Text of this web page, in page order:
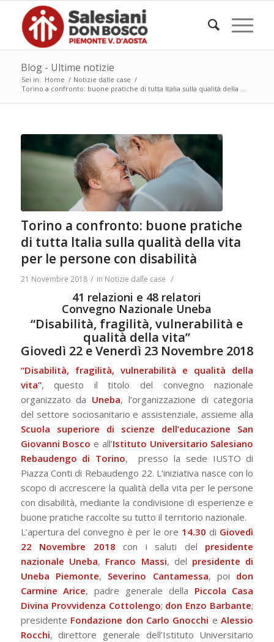
Blog - Ultime notizie
Sei in: Home / Notizie dalle case /
Torino a confronto: buone pratiche di tutta Italia sulla qualità della ...
Torino a confronto: buone pratiche
di tutta Italia sulla qualità della vita
per le persone con disabilità
21 Novembre 2018 / in Notizie dalle case /
41 relazioni e 48 relatori
Convegno Nazionale Uneba
“Disabilità, fragilità, vulnerabilità e
qualità della vita”
Giovedì 22 e Venerdì 23 Novembre 2018
“Disabilità, fragilità, vulnerabilità e qualità della
vita”, questo il titolo del convegno nazionale
organizzato da Uneba, l’organizzazione di categoria
del settore sociosanitario e assistenziale, assieme alla
Scuola superiore di scienze dell’educazione San
Giovanni Bosco e all’Istituto Universitario Salesiano
Rebaudengo di Torino, presso la sede IUSTO di
Piazza Conti di Rebaudengo 22. L’iniziativa nasce con lo
scopo di accrescere la qualità della vita per le persone
con disabilità, mediante la condivisione di esperienze e
buone pratiche raccolte su tutto il territorio nazionale.
L’apertura del convegno è per le ore 14.30 di Giovedì
22 Novembre 2018 con i saluti del presidente
nazionale Uneba, Franco Massi, del presidente di
Uneba Piemonte, Severino Cantamessa, poi don
Carmine Arice, padre generale della Piccola Casa
Divina Provvidenza Cottolengo; don Enzo Barbante;
presidente Fondazione don Carlo Gnocchi eAlessio
Rocchi, direttore generale dell’Istituto Universitario